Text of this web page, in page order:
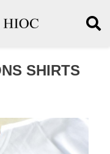
SHIRTS